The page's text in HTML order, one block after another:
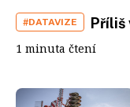
#DATAVIZE Příliš
1 minuta čtení